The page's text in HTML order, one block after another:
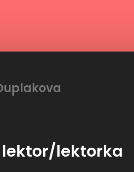
lektorka